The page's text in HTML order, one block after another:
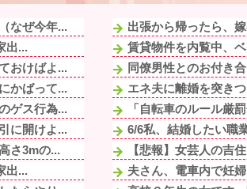
なぜ今年...
出...
おけばよ...
かばって...
ゲス行為...
に開けよ...
さ3mの...
出...
出張から帰ったら、
賃貸物件を内覧中、
同僚男性とのお付き
エネ夫に離婚を突き
「自転車のルール厳
6/6私、結婚したい職
【悲報】女芸人の吉
夫さん、電車内で妊